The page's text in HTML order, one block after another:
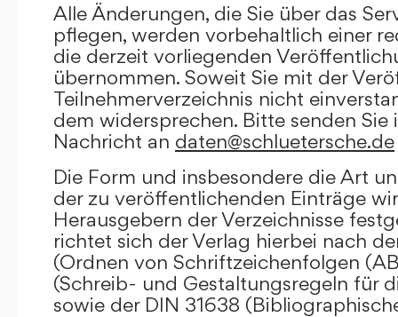
Alle Änderungen, die Sie über das
pflegen, werden vorbehaltlich einer
die derzeit vorliegenden
übernommen. Soweit Sie mit der
Teilnehmerverzeichnis nicht
dem widersprechen. Bitte senden Sie
Nachricht an daten@schluetersche.de
Die Form und insbesondere die Art
der zu veröffentlichenden Einträge
Herausgebern der Verzeichnisse
richtet sich der Verlag hierbei nach
(Ordnen von Schriftzeichenfolgen
(Schreib- und Gestaltungsregeln für
sowie der DIN 31638